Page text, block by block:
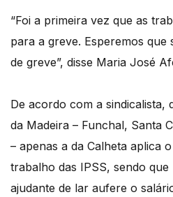
“Foi a primeira vez que as
para a greve. Esperemos que
de greve”, disse Maria José
De acordo com a sindicalista,
da Madeira – Funchal, Santa
– apenas a da Calheta aplica
trabalho das IPSS, sendo
ajudante de lar aufere o